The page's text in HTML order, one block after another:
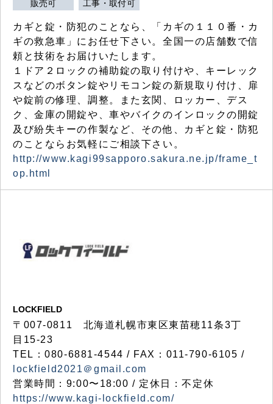
販売可 工事・取付可
カギと錠・防犯のことなら、「カギの１１０番・カ
ギの救急車」にお任せ下さい。全国一の店舗数で信
頼と技術をお届けいたします。
１ドア２ロックの補助錠の取り付けや、キーレック
スなどのボタン錠やリモコン錠の新規取り付け、扉
や錠前の修理、調整。また玄関、ロッカー、デス
ク、金庫の開錠や、車やバイクのインロックの開錠
及び紛失キーの作製など、その他、カギと錠・防犯
のことならお気軽にご相談下さい。
http://www.kagi99sapporo.sakura.ne.jp/frame_t
op.html
LOCKFIELD
〒007-0811 北海道札幌市東区東苗穂11条3丁
目15-23
TEL：080-6881-4544 / FAX：011-790-6105 /
lockfield2021＠gmail.com
営業時間：9:00〜18:00 / 定休日：不定休
https://www.kagi-lockfield.com/